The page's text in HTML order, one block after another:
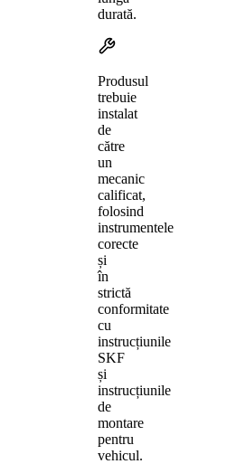
durată.
Produsul
trebuie
instalat
de
către
un
mecanic
calificat,
folosind
instrumentele
corecte
și
în
strictă
conformitate
cu
instrucțiunile
SKF
și
instrucțiunile
de
montare
pentru
vehicul.